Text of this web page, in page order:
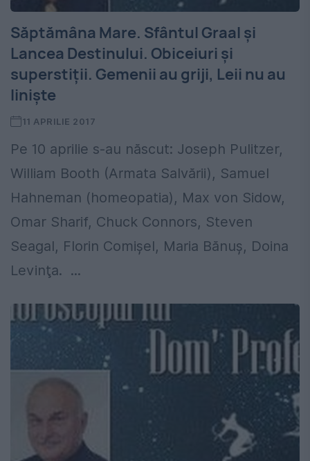
Săptămâna Mare. Sfântul Graal și
Lancea Destinului. Obiceiuri și
superstiții. Gemenii au griji, Leii nu au
liniște
11 APRILIE 2017
Pe 10 aprilie s-au născut: Joseph Pulitzer,
William Booth (Armata Salvării), Samuel
Hahneman (homeopatia), Max von Sidow,
Omar Sharif, Chuck Connors, Steven
Seagal, Florin Comişel, Maria Bănuş, Doina
Levinţa. ...